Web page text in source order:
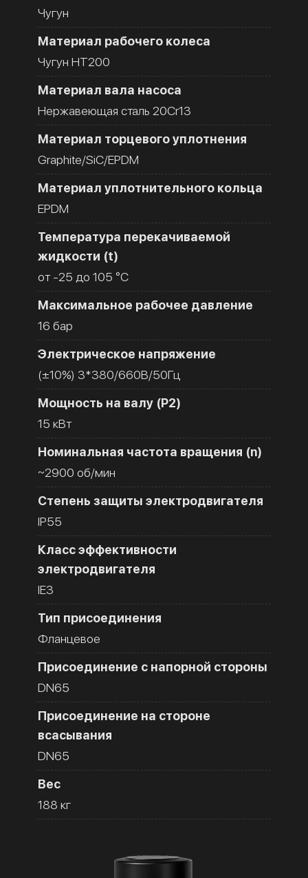
Чугун
Материал рабочего колеса
Чугун HT200
Материал вала насоса
Нержавеющая сталь 20Cr13
Материал торцевого уплотнения
Graphite/SiC/EPDM
Материал уплотнительного кольца
EPDM
Температура перекачиваемой
жидкости (t)
от -25 до 105 °C
Максимальное рабочее давление
16 бар
Электрическое напряжение
(±10%) 3*380/660В/50Гц
Мощность на валу (Р2)
15 кВт
Номинальная частота вращения (n)
~2900 об/мин
Степень защиты электродвигателя
IP55
Класс эффективности
электродвигателя
IE3
Тип присоединения
Фланцевое
Присоединение с напорной стороны
DN65
Присоединение на стороне
всасывания
DN65
Вес
188 кг